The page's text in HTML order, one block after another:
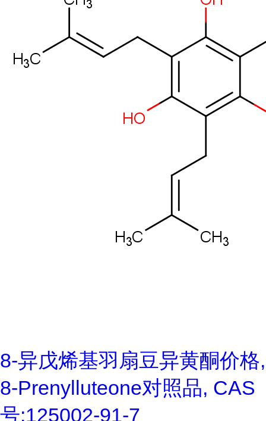
8-异戊烯基羽扇豆异黄酮价格,
8-Prenylluteone对照品, CAS
号:125002-91-7